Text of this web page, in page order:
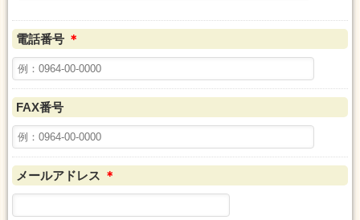
電話番号 ＊
FAX番号
メールアドレス ＊